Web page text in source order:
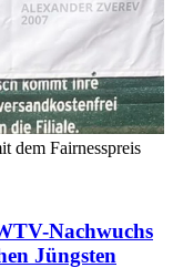
dem Fairnesspreis
Nachwuchs
Jüngsten